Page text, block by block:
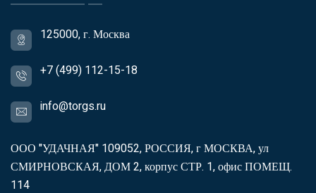
125000, г. Москва
+7 (499) 112-15-18
info@torgs.ru
ООО "УДАЧНАЯ" 109052, РОССИЯ, г МОСКВА, ул
СМИРНОВСКАЯ, ДОМ 2, корпус СТР. 1, офис ПОМЕЩ.
114